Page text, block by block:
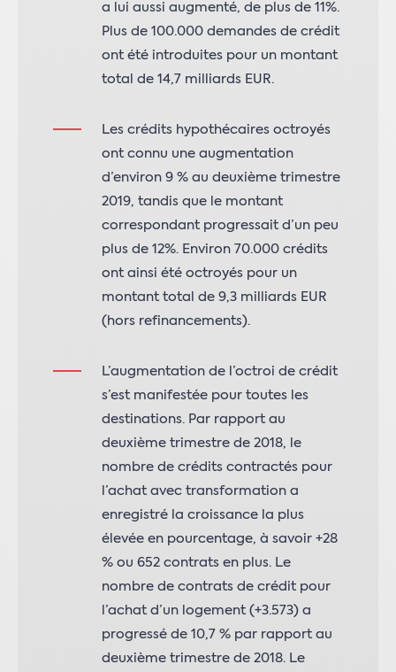
a lui aussi augmenté, de plus de 11%.
Plus de 100.000 demandes de crédit
ont été introduites pour un montant
total de 14,7 milliards EUR.
Les crédits hypothécaires octroyés
ont connu une augmentation
d’environ 9 % au deuxième trimestre
2019, tandis que le montant
correspondant progressait d’un peu
plus de 12%. Environ 70.000 crédits
ont ainsi été octroyés pour un
montant total de 9,3 milliards EUR
(hors refinancements).
L’augmentation de l’octroi de crédit
s’est manifestée pour toutes les
destinations. Par rapport au
deuxième trimestre de 2018, le
nombre de crédits contractés pour
l’achat avec transformation a
enregistré la croissance la plus
élevée en pourcentage, à savoir +28
% ou 652 contrats en plus. Le
nombre de contrats de crédit pour
l’achat d’un logement (+3.573) a
progressé de 10,7 % par rapport au
deuxième trimestre de 2018. Le